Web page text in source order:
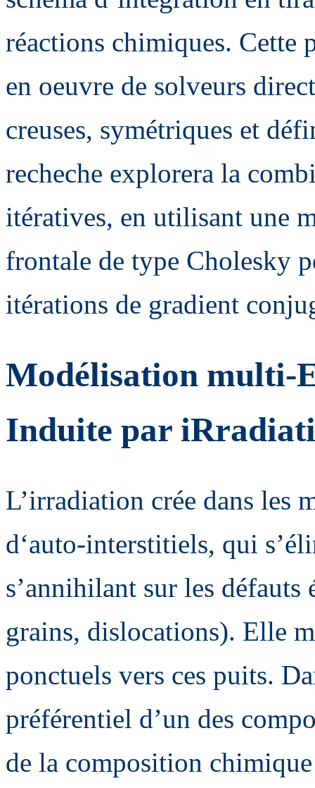
réactions chimiques. Cette
en oeuvre de solveurs
creuses, symétriques et
recheche explorera la
itératives, en utilisant une
frontale de type Cholesky
itérations de gradient
Modélisation multi-
Induite par
L’irradiation crée dans les
d‘auto-interstitiels, qui
s’annihilant sur les défauts
grains, dislocations). Elle
ponctuels vers ces puits.
préférentiel d’un des
de la composition